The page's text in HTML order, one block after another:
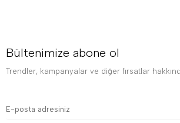
Bültenimize abone ol
Trendler, kampanyalar ve diğer fırsatlar